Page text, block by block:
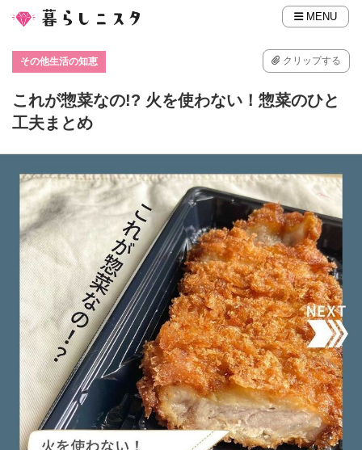
MENU
その他生活の知恵 クリップする
これが惣菜なの!? 火を使わない！惣菜のひと
工夫まとめ